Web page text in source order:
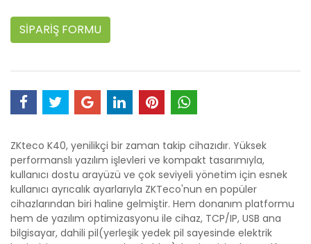
SİPARİŞ FORMU
ZKteco K40, yenilikçi bir zaman takip cihazıdır. Yüksek
performanslı yazılım işlevleri ve kompakt tasarımıyla,
kullanıcı dostu arayüzü ve çok seviyeli yönetim için esnek
kullanıcı ayrıcalık ayarlarıyla ZKTeco'nun en popüler
cihazlarından biri haline gelmiştir. Hem donanım platformu
hem de yazılım optimizasyonu ile cihaz, TCP/IP, USB ana
bilgisayar, dahili pil(yerleşik yedek pil sayesinde elektrik